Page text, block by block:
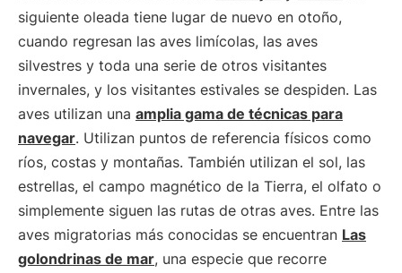
siguiente oleada tiene lugar de nuevo en otoño,
cuando regresan las aves limícolas, las aves
silvestres y toda una serie de otros visitantes
invernales, y los visitantes estivales se despiden. Las
aves utilizan una amplia gama de técnicas para
navegar. Utilizan puntos de referencia físicos como
ríos, costas y montañas. También utilizan el sol, las
estrellas, el campo magnético de la Tierra, el olfato o
simplemente siguen las rutas de otras aves. Entre las
aves migratorias más conocidas se encuentran Las
golondrinas de mar, una especie que recorre